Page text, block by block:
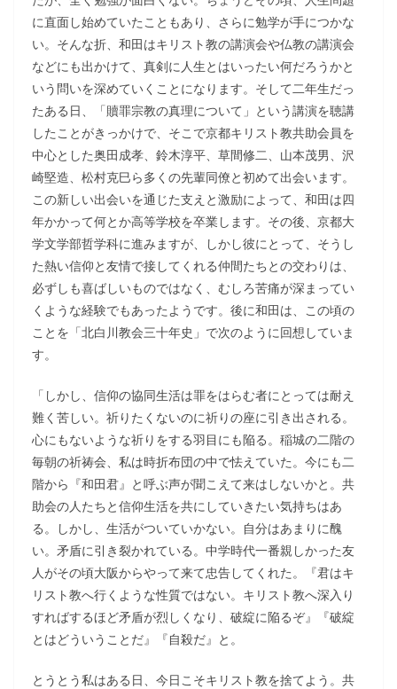
に直面し始めていたこともあり、さらに勉学が手につかな
い。そんな折、和田はキリスト教の講演会や仏教の講演会
などにも出かけて、真剣に人生とはいったい何だろうかと
いう問いを深めていくことになります。そして二年生だっ
たある日、「贖罪宗教の真理について」という講演を聴講
したことがきっかけで、そこで京都キリスト教共助会員を
中心とした奥田成孝、鈴木淳平、草間修二、山本茂男、沢
崎堅造、松村克巳ら多くの先輩同僚と初めて出会います。
この新しい出会いを通じた支えと激励によって、和田は四
年かかって何とか高等学校を卒業します。その後、京都大
学文学部哲学科に進みますが、しかし彼にとって、そうし
た熱い信仰と友情で接してくれる仲間たちとの交わりは、
必ずしも喜ばしいものではなく、むしろ苦痛が深まってい
くような経験でもあったようです。後に和田は、この頃の
ことを「北白川教会三十年史」で次のように回想していま
す。
「しかし、信仰の協同生活は罪をはらむ者にとっては耐え
難く苦しい。祈りたくないのに祈りの座に引き出される。
心にもないような祈りをする羽目にも陥る。稲城の二階の
毎朝の祈祷会、私は時折布団の中で怯えていた。今にも二
階から『和田君』と呼ぶ声が聞こえて来はしないかと。共
助会の人たちと信仰生活を共にしていきたい気持ちはあ
る。しかし、生活がついていかない。自分はあまりに醜
い。矛盾に引き裂かれている。中学時代一番親しかった友
人がその頃大阪からやって来て忠告してくれた。『君はキ
リスト教へ行くような性質ではない。キリスト教へ深入り
すればするほど矛盾が烈しくなり、破綻に陥るぞ』『破綻
とはどういうことだ』『自殺だ』と。
とうとう私はある日、今日こそキリスト教を捨てよう。共